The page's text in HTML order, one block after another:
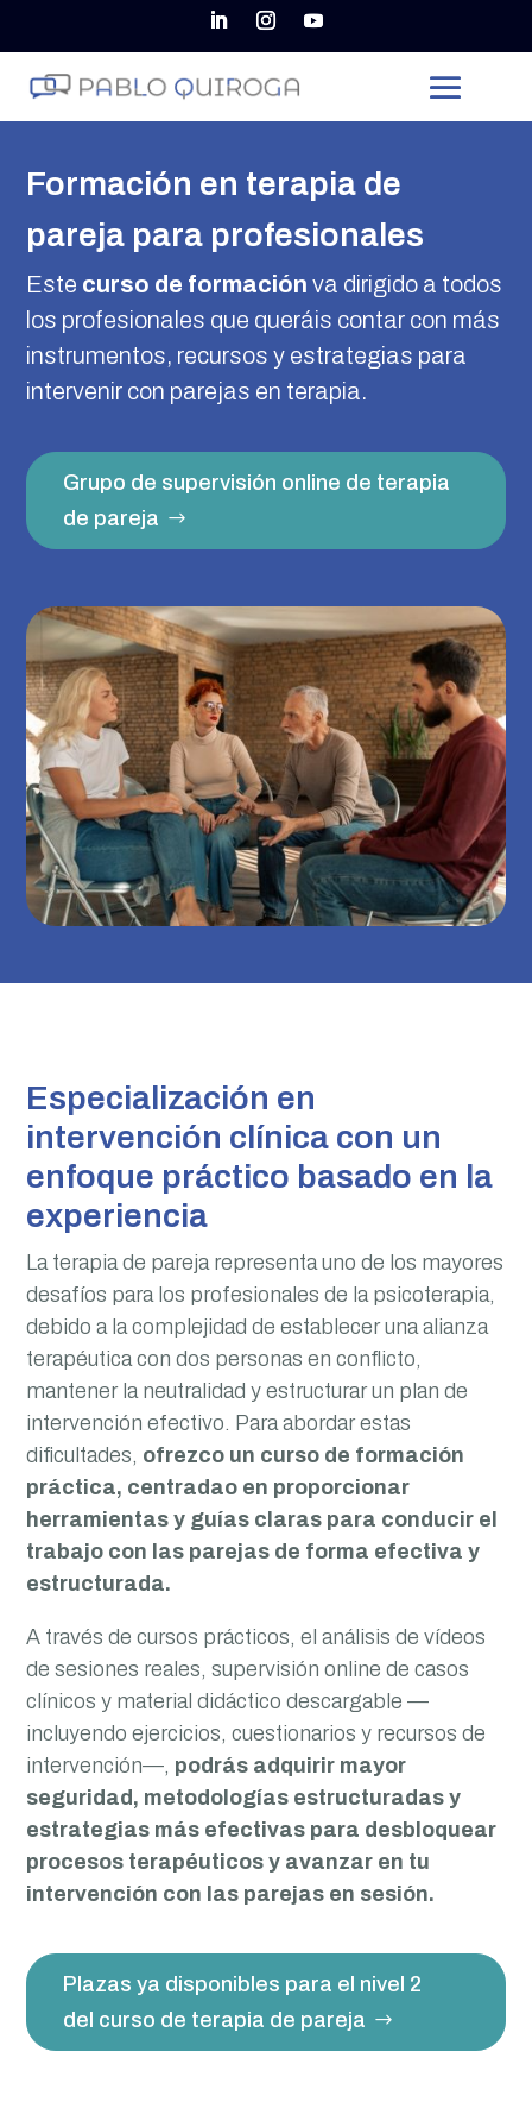
Formación en terapia de
pareja para profesionales
Este curso de formación va dirigido a todos
los profesionales que queráis contar con más
instrumentos, recursos y estrategias para
intervenir con parejas en terapia.
Grupo de supervisión online de terapia
de pareja
Especialización en
intervención clínica con un
enfoque práctico basado en la
experiencia
La terapia de pareja representa uno de los mayores
desafíos para los profesionales de la psicoterapia,
debido a la complejidad de establecer una alianza
terapéutica con dos personas en conflicto,
mantener la neutralidad y estructurar un plan de
intervención efectivo. Para abordar estas
dificultades, ofrezco un curso de formación
práctica, centradao en proporcionar
herramientas y guías claras para conducir el
trabajo con las parejas de forma efectiva y
estructurada.
A través de cursos prácticos, el análisis de vídeos
de sesiones reales, supervisión online de casos
clínicos y material didáctico descargable —
incluyendo ejercicios, cuestionarios y recursos de
intervención—, podrás adquirir mayor
seguridad, metodologías estructuradas y
estrategias más efectivas para desbloquear
procesos terapéuticos y avanzar en tu
intervención con las parejas en sesión.
Plazas ya disponibles para el nivel 2
del curso de terapia de pareja